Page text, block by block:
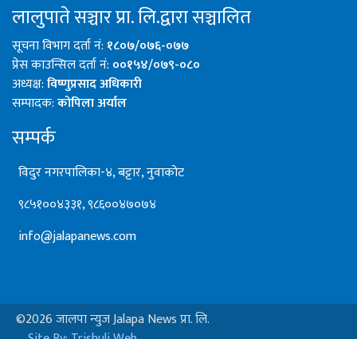
लालुपाते सञ्चार प्रा. लि.द्वारा सञ्चालित
सूचना विभाग दर्ता नं: १८०७/०७६-०७७
प्रेस काउन्सिल दर्ता नं: ००१५४/०७९-०८०
अध्यक्ष:विष्णुप्रसाद अधिकारी
सम्पादक:कोपिला अर्याल
सम्पर्क
विदुर नगरपालिका-४, बट्टार, नुवाकोट
९८५१००४३३१, ९८६००४७०७४
info@jalapanews.com
©2026 जालपा न्युज Jalapa News प्रा. लि.